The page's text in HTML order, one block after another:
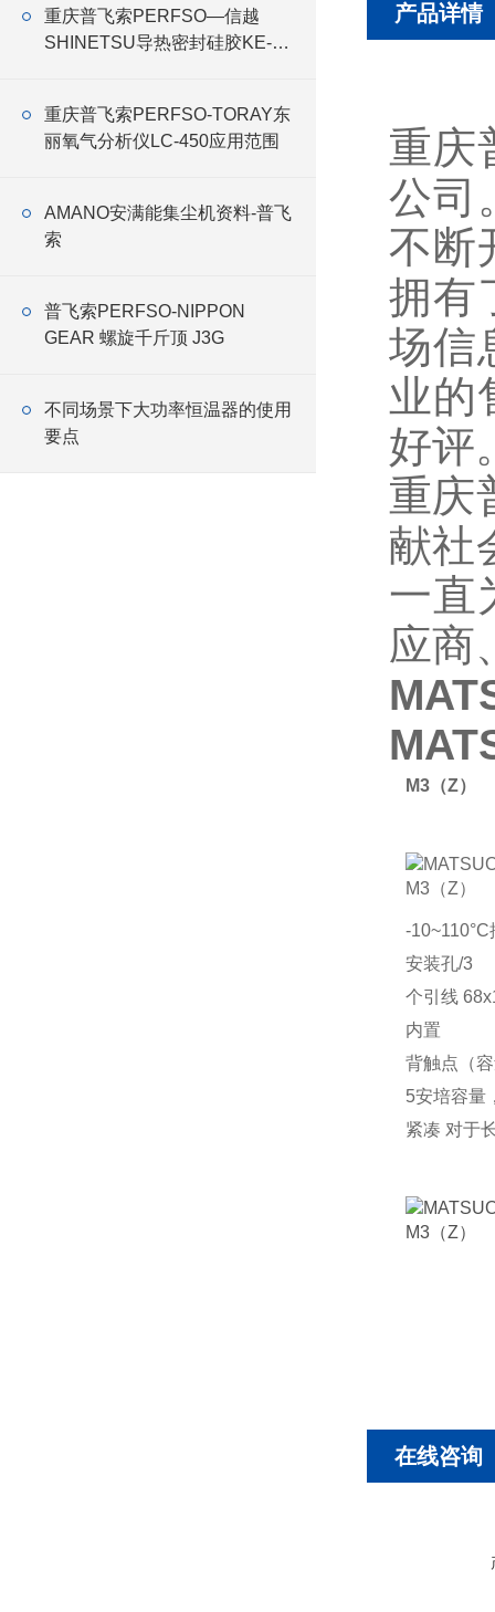
重庆普飞索PERFSO—信越
SHINETSU导热密封硅胶KE-
重庆普飞索PERFSO-TORAY东
丽氧气分析仪LC-450应用范围
AMANO安满能集尘机资料-普飞
索
普飞索PERFSO-NIPPON
GEAR 螺旋千斤顶 J3G
不同场景下大功率恒温器的使用
要点
产品详情
重庆
公司
不断
拥有
场信
业的
好评
重庆
献社
一直
应商
M3（Z）
-10~110°C
安装孔/3
个引线
内置
背触点（
5安培容量
紧凑 对于
在线咨询